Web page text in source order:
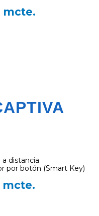
mcte.
distancia
por botón (Smart Key)
mcte.